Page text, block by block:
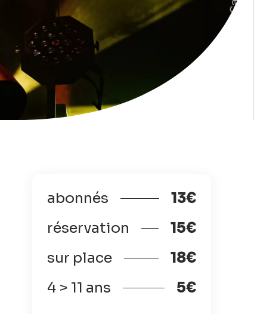
abonnés
13€
réservation
15€
sur place
18€
4 > 11 ans
5€